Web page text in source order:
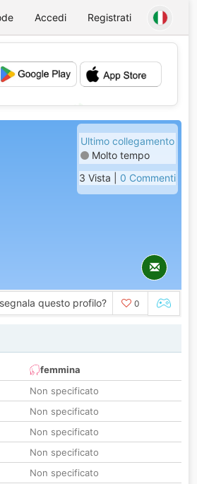
Accedi Registrati
💕
Ultimo collegamento
Molto tempo
3 Vista | 0 Commenti
segnala questo profilo? 0
femmina
Non specificato
Non specificato
Non specificato
Non specificato
Non specificato